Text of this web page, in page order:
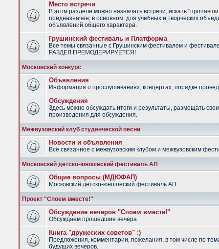
Место встречи
В этом разделе можно назначать встречи, искать
предназначен, в основном, для учебных и творческих
объявлений общего характера.
Грушинский фестиваль и Платформа
Все темы связанные с Грушинским фестивалем и
РАЗДЕЛ ПРЕМОДЕРИРУЕТСЯ!
Московский конкурс
Объявления
Информация о прослушиваниях, концертах, порядке
Обсуждения
Здесь можно обсуждать итоги и результаты, размещать
произведения для обсуждения.
Межвузовский клуб студенческой песни
Новости и объявления
Всё связанное с межвузовским клубом и межвузовским
Московский детско-юношеский фестиваль АП
Общие вопросы (МДЮФАП)
Московский детско-юношеский фестиваль АП
Проект "Споем вместе!"
Обсуждение вечеров "Споем вместе!"
Обсуждаем прошедшие вечера
Книга "дружеских советов" :)
Предложения, комментарии, пожелания, в том числе по
будущих вечеров.